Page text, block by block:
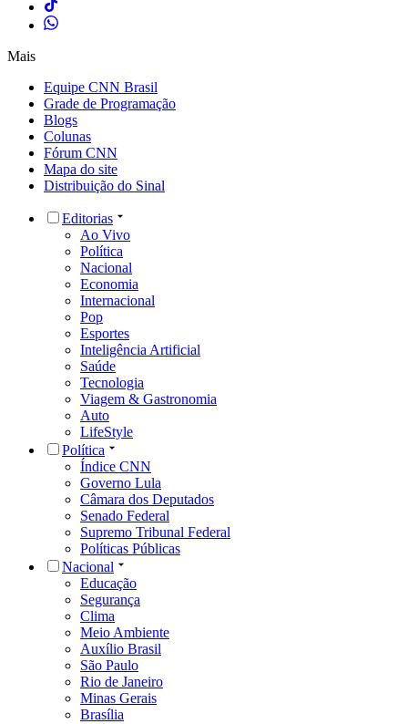
Mais
Equipe CNN Brasil
Grade de Programação
Blogs
Colunas
Fórum CNN
Mapa do site
Distribuição do Sinal
Editorias
Ao Vivo
Política
Nacional
Economia
Internacional
Pop
Esportes
Inteligência Artificial
Saúde
Tecnologia
Viagem & Gastronomia
Auto
LifeStyle
Política
Índice CNN
Governo Lula
Câmara dos Deputados
Senado Federal
Supremo Tribunal Federal
Políticas Públicas
Nacional
Educação
Segurança
Clima
Meio Ambiente
Auxílio Brasil
São Paulo
Rio de Janeiro
Minas Gerais
Brasília